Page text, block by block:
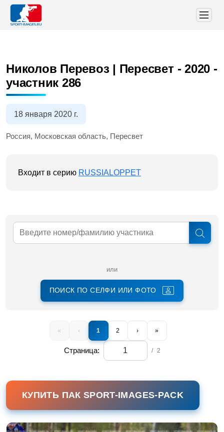
Николов Перевоз | Пересвет - 2020 -
участник 286
18 января 2020 г.
Россия, Московская область, Пересвет
Входит в серию RUSSIALOPPET
или
ПОИСК ПО СЕЛФИ ИЛИ ФОТО
« ‹ 1 2 › »
Страница: / 2
КУПИТЬ ПАК SPORT-IMAGES-PACK